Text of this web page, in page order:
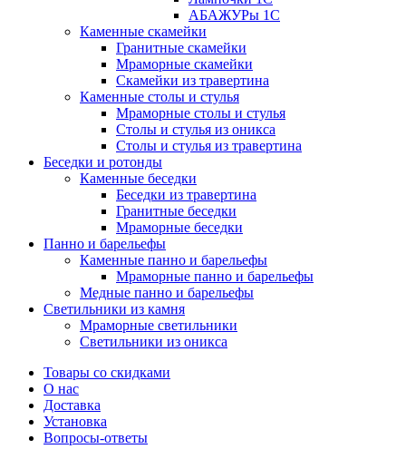
АБАЖУРы 1С
Каменные скамейки
Гранитные скамейки
Мраморные скамейки
Скамейки из травертина
Каменные столы и стулья
Мраморные столы и стулья
Столы и стулья из оникса
Столы и стулья из травертина
Беседки и ротонды
Каменные беседки
Беседки из травертина
Гранитные беседки
Мраморные беседки
Панно и барельефы
Каменные панно и барельефы
Мраморные панно и барельефы
Медные панно и барельефы
Светильники из камня
Мраморные светильники
Светильники из оникса
Товары со скидками
О нас
Доставка
Установка
Вопросы-ответы